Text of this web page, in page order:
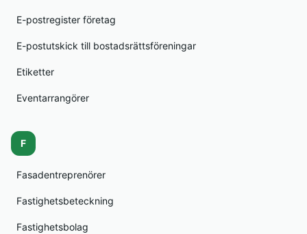
E-postregister företag
E-postutskick till bostadsrättsföreningar
Etiketter
Eventarrangörer
F
Fasadentreprenörer
Fastighetsbeteckning
Fastighetsbolag